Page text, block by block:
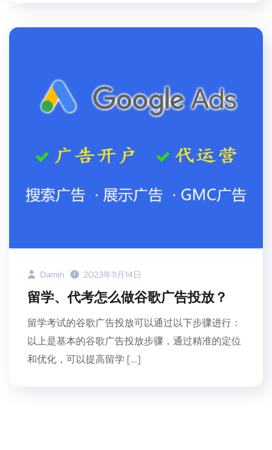
Damin 2023年11月14日
留学、代考怎么做谷歌广告投放？
留学考试的谷歌广告投放可以通过以下步骤进行：
以上是基本的谷歌广告投放步骤，通过精准的定位
和优化，可以提高留学 […]